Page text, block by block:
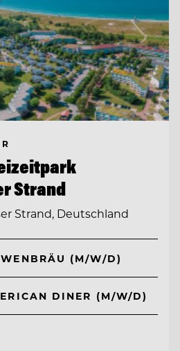
Strand
Strand, Deutschland
(M/W/D)
DINER (M/W/D)